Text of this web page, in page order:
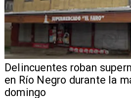
Delincuentes roban
en Río Negro durante la
domingo